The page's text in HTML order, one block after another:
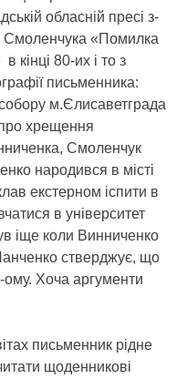
обласній пресі з-
Смоленчука «Помилка
кінці 80-их і то з
письменника:
м.Єлисаветграда
хрещення
Смоленчук
народився в місті
екстерном іспити в
в університет
іще коли Винниченко
стверджує, що
ому. Хоча аргументи
письменник рідне
щоденникові